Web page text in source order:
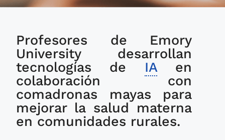
Guatemala adoptan IA
para mejorar la salud
materna
Profesores de Emory
University desarrollan
tecnologías de IAen
colaboración con
comadronas mayas para
mejorar la salud materna
en comunidades rurales.